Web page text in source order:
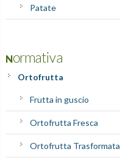
Patate
Normativa
Ortofrutta
Frutta in guscio
Ortofrutta Fresca
Ortofrutta Trasformata